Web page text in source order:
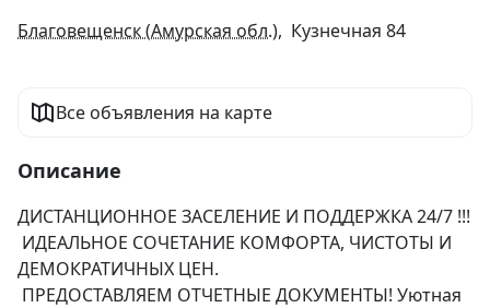
Благовещенск (Амурская обл.), Кузнечная 84
Все объявления на карте
Описание
ДИСТАНЦИОННОЕ ЗАСЕЛЕНИЕ И ПОДДЕРЖКА 24/7 !!!
ДЕМОКРАТИЧНЫХ ЦЕН.